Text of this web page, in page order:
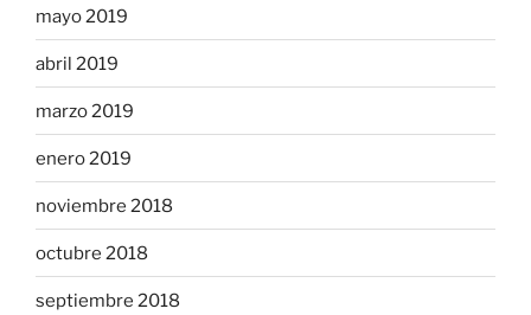
mayo 2019
abril 2019
marzo 2019
enero 2019
noviembre 2018
octubre 2018
septiembre 2018